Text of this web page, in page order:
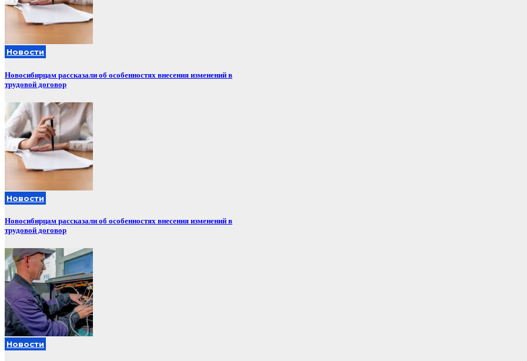
Новости
Новосибирцам рассказали об особенностях внесения изменений в
трудовой договор
Новости
Новосибирцам рассказали об особенностях внесения изменений в
трудовой договор
Новости